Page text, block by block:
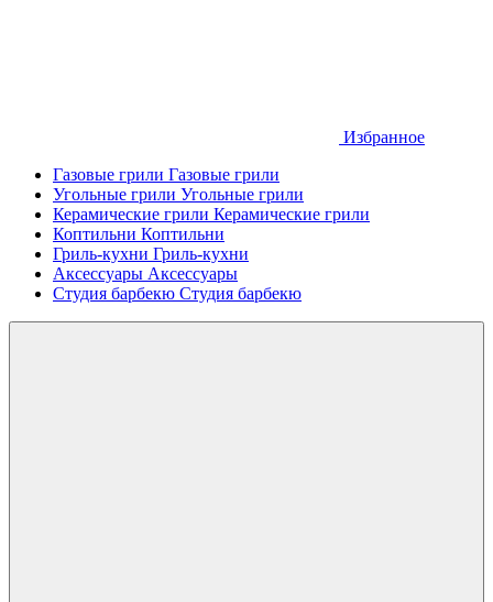
Избранное
Газовые грили Газовые грили
Угольные грили Угольные грили
Керамические грили Керамические грили
Коптильни Коптильни
Гриль-кухни Гриль-кухни
Аксессуары Аксессуары
Студия барбекю Студия барбекю